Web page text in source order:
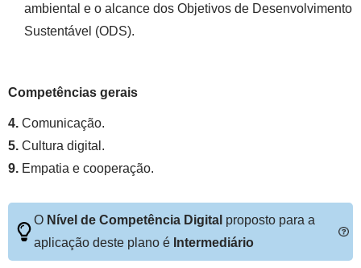
ambiental e o alcance dos Objetivos de Desenvolvimento
Sustentável (ODS).
Competências gerais
4. Comunicação.
5. Cultura digital.
9. Empatia e cooperação.
O Nível de Competência Digital proposto para a
aplicação deste plano é Intermediário